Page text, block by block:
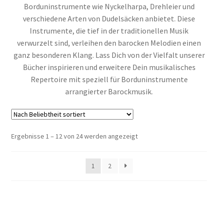
Borduninstrumente wie Nyckelharpa, Drehleier und
verschiedene Arten von Dudelsäcken anbietet. Diese
Instrumente, die tief in der traditionellen Musik
verwurzelt sind, verleihen den barocken Melodien einen
ganz besonderen Klang. Lass Dich von der Vielfalt unserer
Bücher inspirieren und erweitere Dein musikalisches
Repertoire mit speziell für Borduninstrumente
arrangierter Barockmusik.
Ergebnisse 1 – 12 von 24 werden angezeigtNach
1
2